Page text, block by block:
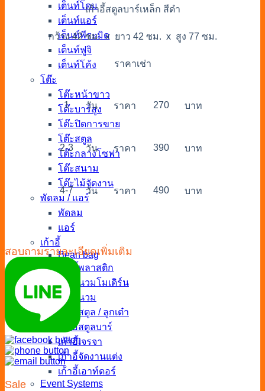
เต็นท์โดม
เต็นท์แอร์
เต็นท์พีระมิด
เต็นท์ฟูจิ
เต็นท์โค้ง
โต๊ะ
โต๊ะหน้าขาว
โต๊ะบาร์สูง
โต๊ะปิดการขาย
โต๊ะสตูล
โต๊ะกลางโซฟา
โต๊ะสนาม
โต๊ะไม้จัดงาน
พัดลม / แอร์
พัดลม
แอร์
เก้าอี้
Bean bag
เก้าอี้พลาสติก
เก้าอี้นวมโมเดิร์น
เก้าอี้นวม
เก้าอี้สตูล / ลูกเต๋า
เก้าอี้สตูลบาร์
เก้าอี้เจรจา
เก้าอี้จัดงานแต่ง
เก้าอี้เอาท์ดอร์
Event Systems
เก้าอี้สตูลบาร์เหล็ก สีดำ
กว้าง 42 ซม. x ยาว 42 ซม. x สูง 77 ซม.
ราคาเช่า
1 วัน ราคา 270 บาท
2-3 วัน ราคา 390 บาท
4-7 วัน ราคา 490 บาท
สอบถามรายละเอียดเพิ่มเติม
Sale